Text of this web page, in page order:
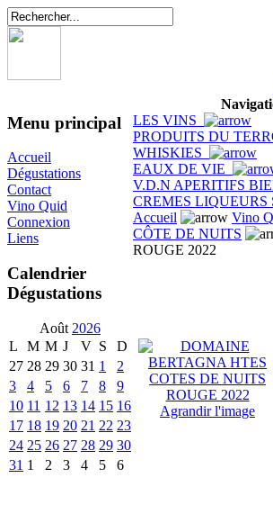
Menu principal
Accueil
Dégustations
Contact
Vino Quid
Connexion
Liens
Calendrier
Dégustations
Août 2026
L
M M J V S
D
27 28 29 30 31 1
2
3
4 5 6 7 8
9
10 11 12 13 14 15 16
17 18 19 20 21 22 23
24 25 26 27 28 29 30
31 1 2 3 4 5 6
LES VINS
PRODUITS DU
WHISKIES
EAUX DE VIE
V.D.N APERITIFS
CREMES LIQUEURS
Accueil
Vino
CÔTE DE NUITS
ROUGE 2022
Agrandir l'image